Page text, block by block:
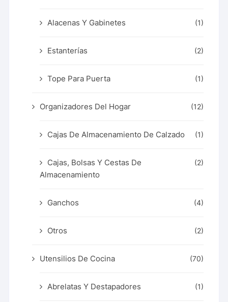
Alacenas Y Gabinetes (1)
Estanterías (2)
Tope Para Puerta (1)
Organizadores Del Hogar (12)
Cajas De Almacenamiento De Calzado (1)
Cajas, Bolsas Y Cestas De
Almacenamiento
(2)
Ganchos (4)
Otros (2)
Utensilios De Cocina (70)
Abrelatas Y Destapadores (1)